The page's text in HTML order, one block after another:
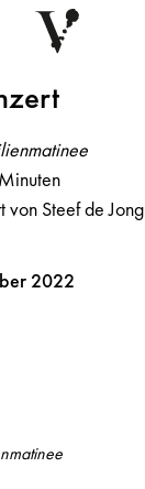
einblenden
zert
von Steef de Jong
2022